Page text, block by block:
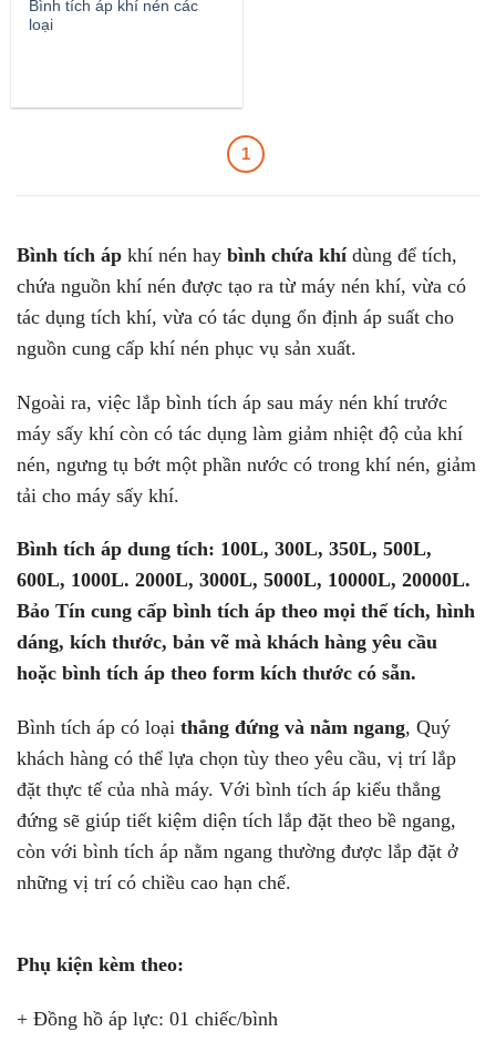
Bình tích áp khí nén các
loại
1
Bình tích áp khí nén hay bình chứa khí dùng để tích,
chứa nguồn khí nén được tạo ra từ máy nén khí, vừa có
tác dụng tích khí, vừa có tác dụng ổn định áp suất cho
nguồn cung cấp khí nén phục vụ sản xuất.
Ngoài ra, việc lắp bình tích áp sau máy nén khí trước
máy sấy khí còn có tác dụng làm giảm nhiệt độ của khí
nén, ngưng tụ bớt một phần nước có trong khí nén, giảm
tải cho máy sấy khí.
Bình tích áp dung tích: 100L, 300L, 350L, 500L,
600L, 1000L. 2000L, 3000L, 5000L, 10000L, 20000L.
Bảo Tín cung cấp bình tích áp theo mọi thể tích, hình
dáng, kích thước, bản vẽ mà khách hàng yêu cầu
hoặc bình tích áp theo form kích thước có sẵn.
Bình tích áp có loại thẳng đứng và nằm ngang, Quý
khách hàng có thể lựa chọn tùy theo yêu cầu, vị trí lắp
đặt thực tế của nhà máy. Với bình tích áp kiểu thẳng
đứng sẽ giúp tiết kiệm diện tích lắp đặt theo bề ngang,
còn với bình tích áp nằm ngang thường được lắp đặt ở
những vị trí có chiều cao hạn chế.
Phụ kiện kèm theo:
+ Đồng hồ áp lực: 01 chiếc/bình